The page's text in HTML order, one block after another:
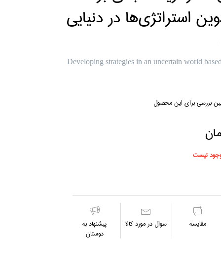
استراتژي‌ها در دنيايي
Developing strategies in an uncertain world
بررسی برای این محصول
نیست
مقايسه سوال در مورد كالا
پیشنهاد به
دوستان